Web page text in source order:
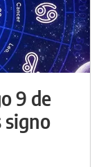
9 de
signo